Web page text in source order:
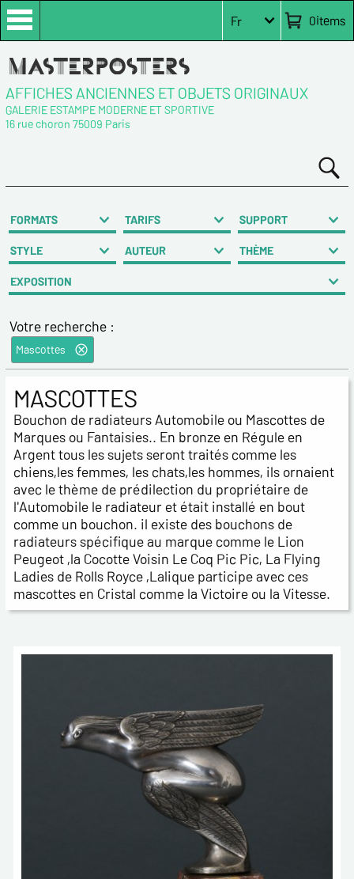
0items
Fr
AFFICHES ANCIENNES ET OBJETS ORIGINAUX
GALERIE ESTAMPE MODERNE ET SPORTIVE
16 rue choron 75009 Paris
FORMATS TARIFS SUPPORT
STYLE AUTEUR THÈME
EXPOSITION
Votre recherche :
Mascottes
MASCOTTES
Bouchon de radiateurs Automobile ou Mascottes de
Marques ou Fantaisies.. En bronze en Régule en
Argent tous les sujets seront traités comme les
chiens,les femmes, les chats,les hommes, ils ornaient
avec le thème de prédilection du propriétaire de
l'Automobile le radiateur et était installé en bout
comme un bouchon. il existe des bouchons de
radiateurs spécifique au marque comme le Lion
Peugeot ,la Cocotte Voisin Le Coq Pic Pic, La Flying
Ladies de Rolls Royce ,Lalique participe avec ces
mascottes en Cristal comme la Victoire ou la Vitesse.